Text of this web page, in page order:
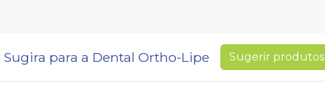
Sugira para a Dental Ortho-Lipe Sugerir produtos